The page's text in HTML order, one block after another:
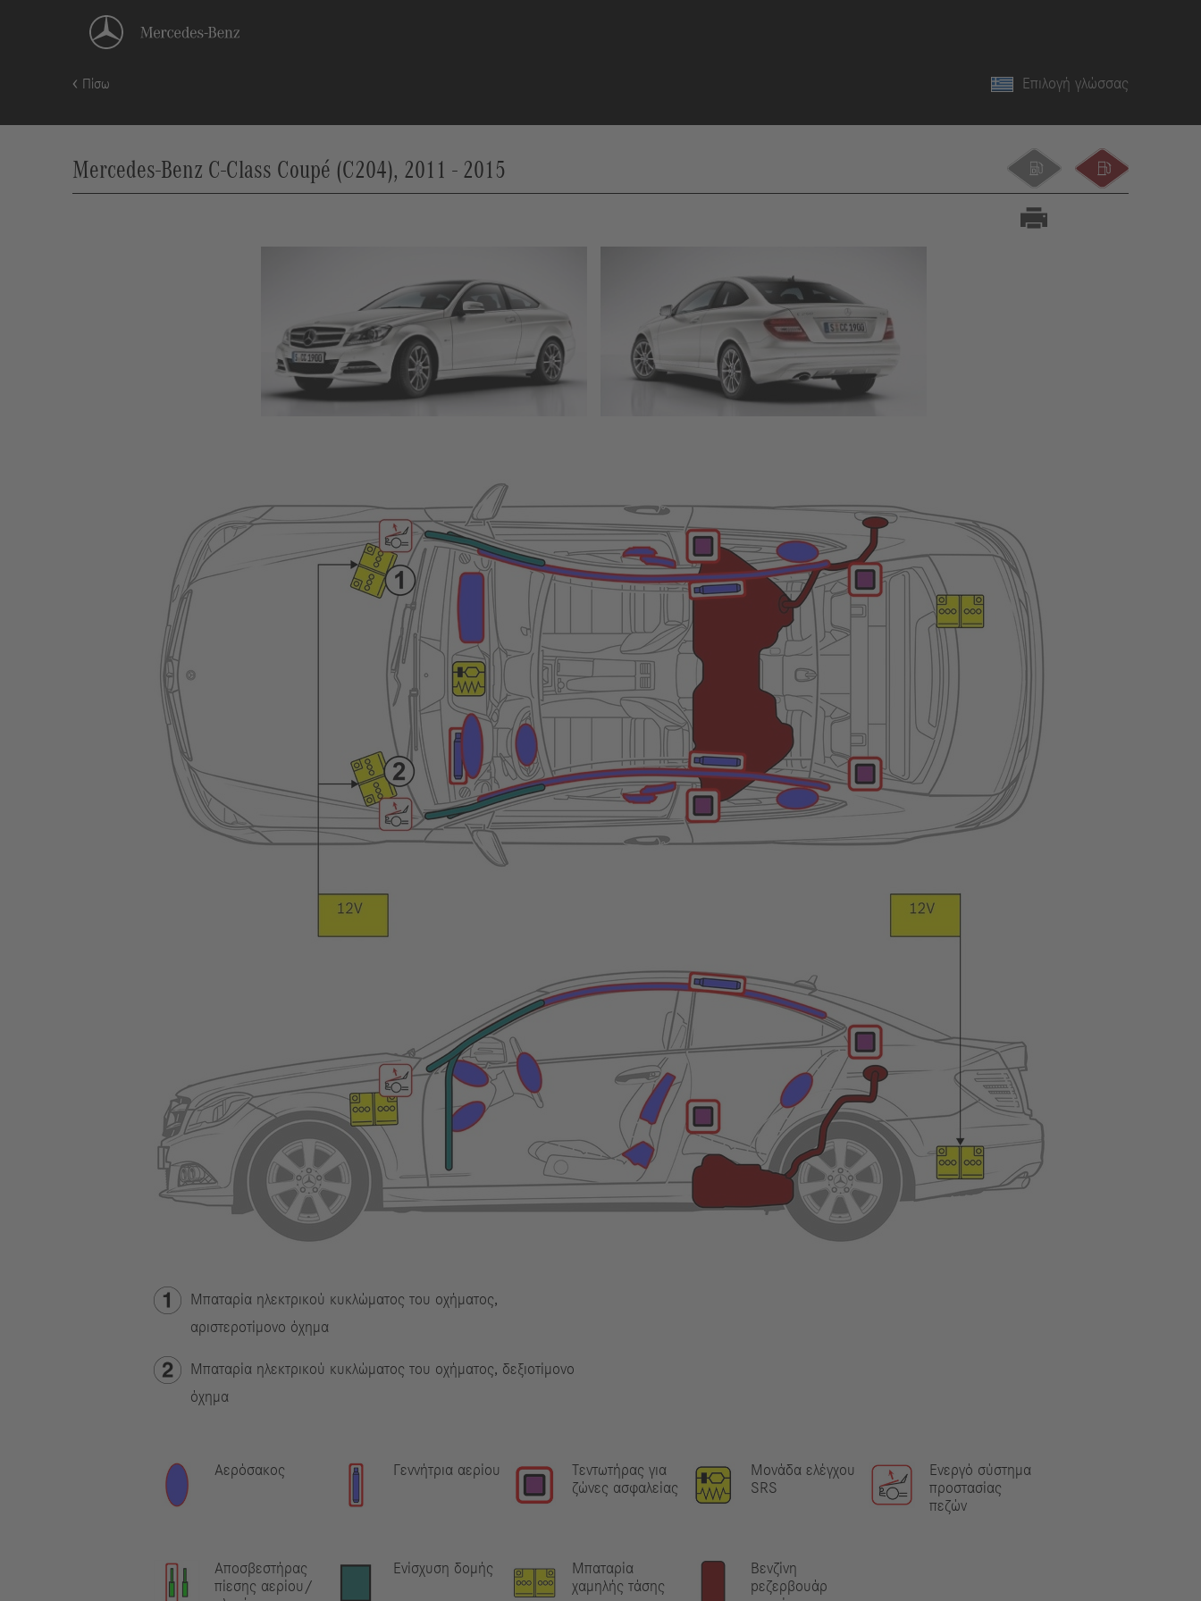
Πίσω Επιλογή γλώσσας
Mercedes-Benz C-Class Coupé (C204), 2011 - 2015
Μπαταρία ηλεκτρικού κυκλώματος του οχήματος,
αριστεροτίμονο όχημα
Μπαταρία ηλεκτρικού κυκλώματος του οχήματος, δεξιοτίμονο
όχημα
Αερόσακος Γεννήτρια αερίου
Τεντωτήρας για
ζώνες ασφαλείας
Μονάδα ελέγχου
SRS
Ενεργό σύστημα
προστασίας
πεζών
Αποσβεστήρας
πίεσης αερίου/
Ενίσχυση δομής
Μπαταρία
χαμηλής τάσης
Βενζίνη
pεζερβουάρ